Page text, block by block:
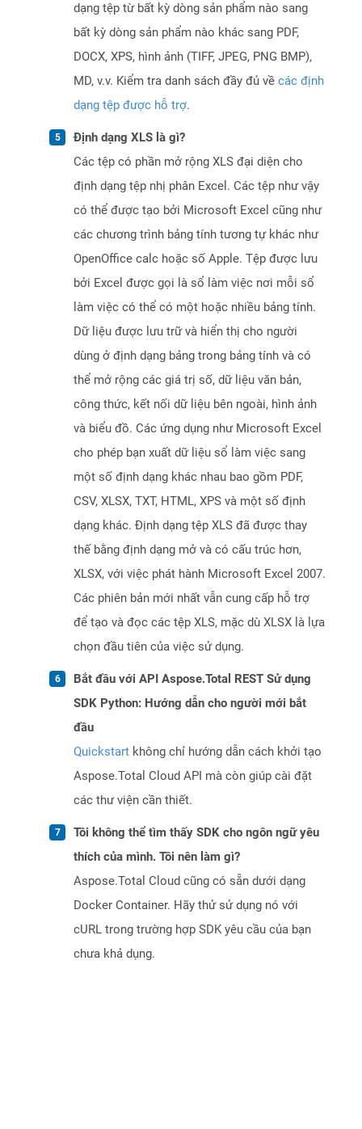
dạng tệp từ bất kỳ dòng sản phẩm nào sang
bất kỳ dòng sản phẩm nào khác sang PDF,
DOCX, XPS, hình ảnh (TIFF, JPEG, PNG BMP),
MD, v.v. Kiểm tra danh sách đầy đủ về các định
dạng tệp được hỗ trợ.
Định dạng XLS là gì?
Các tệp có phần mở rộng XLS đại diện cho
định dạng tệp nhị phân Excel. Các tệp như vậy
có thể được tạo bởi Microsoft Excel cũng như
các chương trình bảng tính tương tự khác như
OpenOffice calc hoặc số Apple. Tệp được lưu
bởi Excel được gọi là sổ làm việc nơi mỗi sổ
làm việc có thể có một hoặc nhiều bảng tính.
Dữ liệu được lưu trữ và hiển thị cho người
dùng ở định dạng bảng trong bảng tính và có
thể mở rộng các giá trị số, dữ liệu văn bản,
công thức, kết nối dữ liệu bên ngoài, hình ảnh
và biểu đồ. Các ứng dụng như Microsoft Excel
cho phép bạn xuất dữ liệu sổ làm việc sang
một số định dạng khác nhau bao gồm PDF,
CSV, XLSX, TXT, HTML, XPS và một số định
dạng khác. Định dạng tệp XLS đã được thay
thế bằng định dạng mở và có cấu trúc hơn,
XLSX, với việc phát hành Microsoft Excel 2007.
Các phiên bản mới nhất vẫn cung cấp hỗ trợ
để tạo và đọc các tệp XLS, mặc dù XLSX là lựa
chọn đầu tiên của việc sử dụng.
Bắt đầu với API Aspose.Total REST Sử dụng
SDK Python: Hướng dẫn cho người mới bắt
đầu
Quickstart không chỉ hướng dẫn cách khởi tạo
Aspose.Total Cloud API mà còn giúp cài đặt
các thư viện cần thiết.
Tôi không thể tìm thấy SDK cho ngôn ngữ yêu
thích của mình. Tôi nên làm gì?
Aspose.Total Cloud cũng có sẵn dưới dạng
Docker Container. Hãy thử sử dụng nó với
cURL trong trường hợp SDK yêu cầu của bạn
chưa khả dụng.